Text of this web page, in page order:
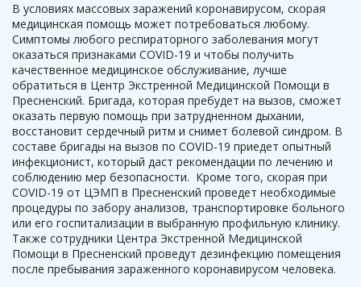
В условиях массовых заражений коронавирусом, скорая
медицинская помощь может потребоваться любому.
Симптомы любого респираторного заболевания могут
оказаться признаками COVID-19 и чтобы получить
качественное медицинское обслуживание, лучше
обратиться в Центр Экстренной Медицинской Помощи в
Пресненский. Бригада, которая пребудет на вызов, сможет
оказать первую помощь при затрудненном дыхании,
восстановит сердечный ритм и снимет болевой синдром. В
составе бригады на вызов по COVID-19 приедет опытный
инфекционист, который даст рекомендации по лечению и
соблюдению мер безопасности. Кроме того, скорая при
COVID-19 от ЦЭМП в Пресненский проведет необходимые
процедуры по забору анализов, транспортировке больного
или его госпитализации в выбранную профильную клинику.
Также сотрудники Центра Экстренной Медицинской
Помощи в Пресненский проведут дезинфекцию помещения
после пребывания зараженного коронавирусом человека.